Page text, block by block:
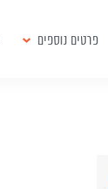
פרטים נוספים